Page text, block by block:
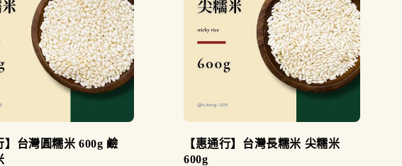
】台灣圓糯米 600g 鹼
【惠通行】台灣長糯米 尖糯米
600g